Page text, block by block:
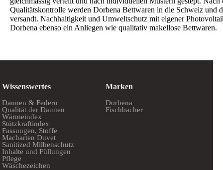
Qualitätskontrolle werden Dorbena Bettwaren in die Schweiz und
versandt. Nachhaltigkeit und Umweltschutz mit eigener
Dorbena ebenso ein Anliegen wie qualitativ makellose Bettwaren.
Wissenswertes
Daunen & Federn
Qualität der Daunen
Wärmeindex
Stützkraftindex
Fassungen, Stoffe
Macharten Duvet
Sanitized Milbenschutz
Inhalte und Füllungen
Pflege
Wäschezeichen
Marken
Dorbena
Fischbacher